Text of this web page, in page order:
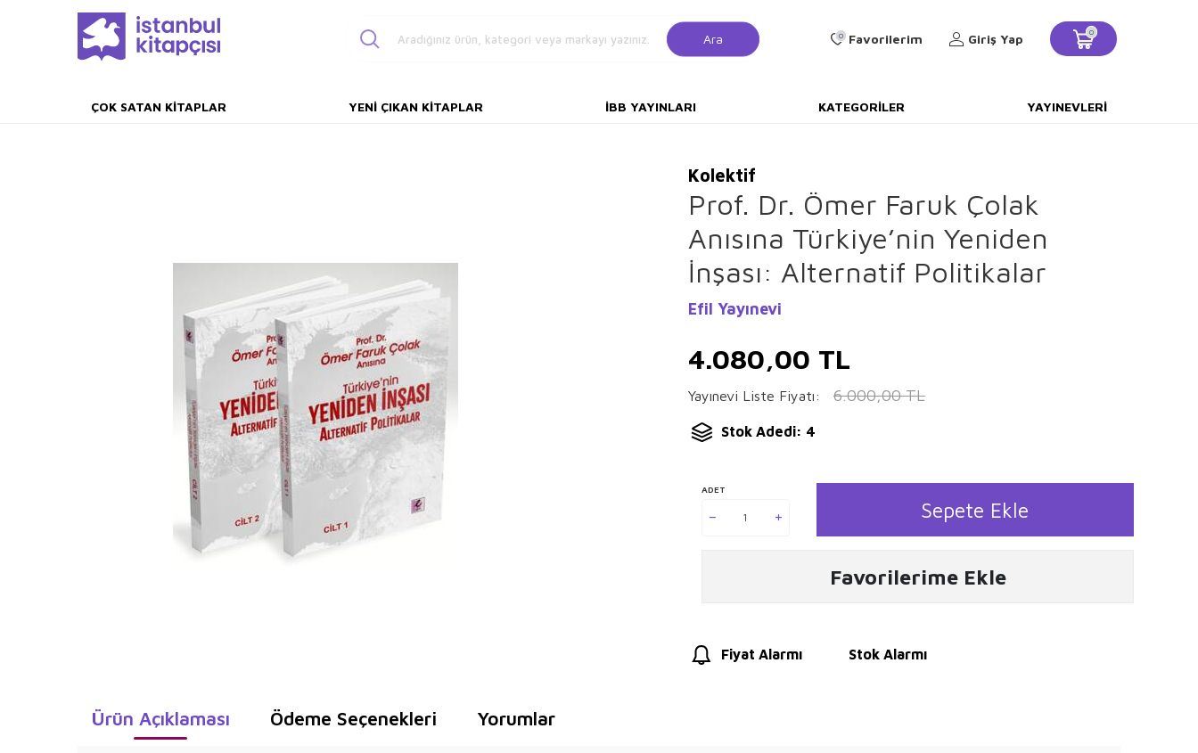
Ara 0 Favorilerim Giriş Yap 0
ÇOK SATAN KITAPLAR YENI ÇIKAN KITAPLAR İBB YAYINLARI KATEGORILER YAYINEVLERI
Kolektif
Prof. Dr. Ömer Faruk Çolak
Anısına Türkiye’nin Yeniden
İnşası: Alternatif Politikalar
Efil Yayınevi
4.080,00 TL
Yayınevi Liste Fiyatı: 6.000,00TL
Stok Adedi: 4
ADET
Sepete Ekle
Favorilerime Ekle
Fiyat Alarmı Stok Alarmı
Ürün Açıklaması Ödeme Seçenekleri Yorumlar